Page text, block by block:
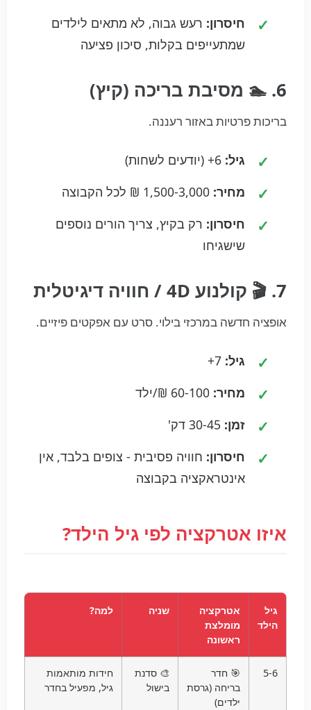
חיסרון: רעש גבוה, לא מתאים לילדים
שמתעייפים בקלות, סיכון פציעה
6. 🏊 מסיבת בריכה (קיץ)
בריכות פרטיות באזור רעננה.
גיל:
מחיר:
חיסרון: רק בקיץ, צריך הורים נוספים
שישגיחו
7. 🎬 קולנוע 4D / חוויה דיגיטלית
אופציה חדשה במרכזי בילוי. סרט עם אפקטים פיזיים.
גיל:
מחיר:
זמן:
חיסרון: חוויה פסיבית - צופים בלבד, אין
אינטראקציה בקבוצה
איזו אטרקציה לפי גיל הילד?
גיל
הילד
אטרקציה
מומלצת
ראשונה
שניה למה?
5-6
🎯 חדר
בריחה (גרסת
ילדים)
🎨 סדנת
בישול
חידות מותאמות
גיל, מפעיל בחדר